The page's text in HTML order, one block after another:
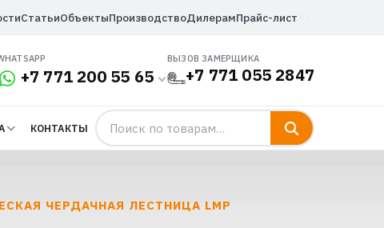
СтатьиОбъектыПроизводствоДилерамПрайс-лист
+7 771 200 55 65
ВЫЗОВ ЗАМЕРЩИКА
+7 771 055 2847
КОНТАКТЫ
ЧЕРДАЧНАЯ ЛЕСТНИЦА LMP